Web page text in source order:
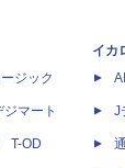
ジック
マート
T-OD
イカ
J